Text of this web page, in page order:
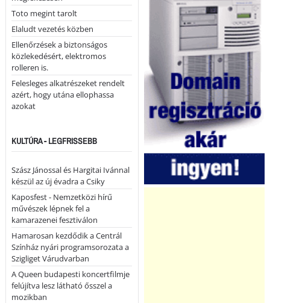
Toto megint tarolt
Elaludt vezetés közben
Ellenőrzések a biztonságos
közlekedésért, elektromos
rolleren is.
Felesleges alkatrészeket rendelt
azért, hogy utána ellophassa
azokat
KULTÚRA - LEGFRISSEBB
Szász Jánossal és Hargitai Ivánnal
készül az új évadra a Csiky
Kaposfest - Nemzetközi hírű
művészek lépnek fel a
kamarazenei fesztiválon
Hamarosan kezdődik a Centrál
Színház nyári programsorozata a
Szigliget Várudvarban
A Queen budapesti koncertfilmje
felújítva lesz látható ősszel a
mozikban